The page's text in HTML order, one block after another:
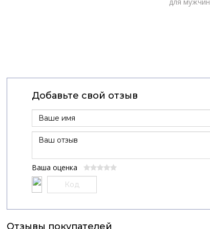
Добавьте свой отзыв
Ваша оценка
Отзывы покупателей